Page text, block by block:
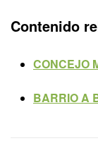
Contenido
CONCEJO
BARRIO A